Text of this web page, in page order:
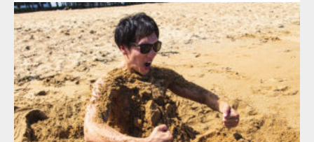
Update:2021.07.8
Category:海のマッチョ オレンジの人 AKIHITO(細マッチョ)
ダウンロード